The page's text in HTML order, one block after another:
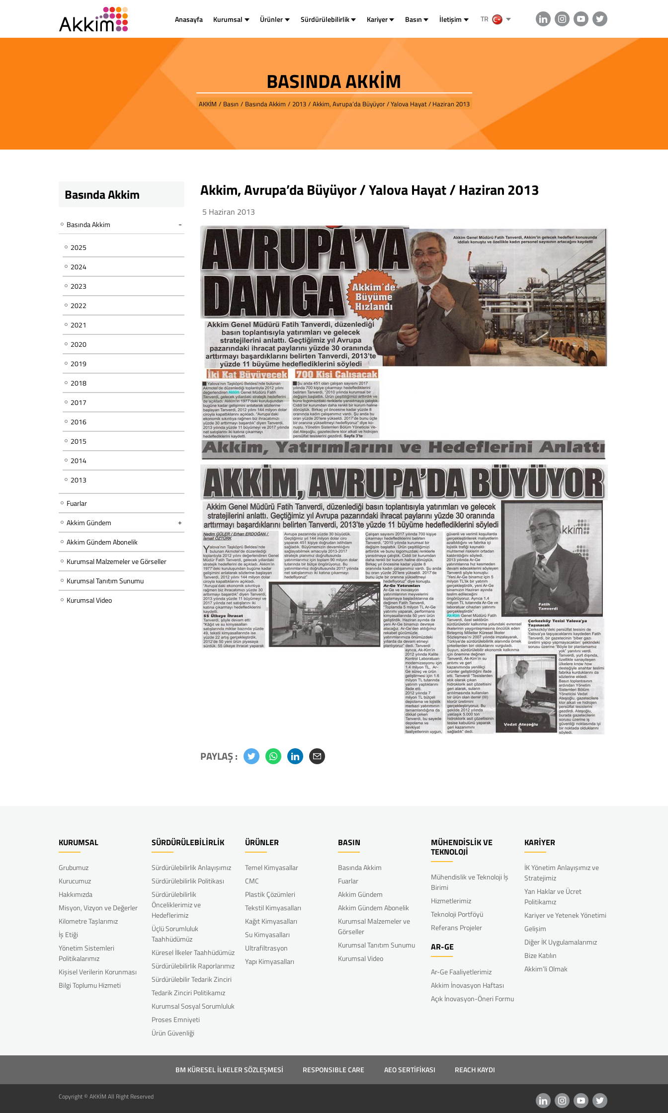
Anasayfa Kurumsal Ürünler Sürdürülebilirlik Kariyer Basın İletişim TR
BASINDA AKKİM
AKKİM / Basın / Basında Akkim / 2013 / Akkim, Avrupa’da Büyüyor / Yalova Hayat / Haziran 2013
Basında Akkim
Basında Akkim
2025
2024
2023
2022
2021
2020
2019
2018
2017
2016
2015
2014
2013
Fuarlar
Akkim Gündem
Akkim Gündem Abonelik
Kurumsal Malzemeler ve Görseller
Kurumsal Tanıtım Sunumu
Kurumsal Video
Akkim, Avrupa’da Büyüyor / Yalova Hayat / Haziran 2013
5 Haziran 2013
PAYLAŞ :
KURUMSAL
Grubumuz
Kurucumuz
Hakkımızda
Misyon, Vizyon ve Değerler
Kilometre Taşlarımız
İş Etiği
Yönetim Sistemleri
Politikalarımız
Kişisel Verilerin Korunması
Bilgi Toplumu Hizmeti
SÜRDÜRÜLEBİLİRLİK
Sürdürülebilirlik Anlayışımız
Sürdürülebilirlik Politikası
Sürdürülebilirlik
Önceliklerimiz ve
Hedeflerimiz
Üçlü Sorumluluk
Taahhüdümüz
Küresel İlkeler Taahhüdümüz
Sürdürülebilirlik Raporlarımız
Sürdürülebilir Tedarik Zinciri
Tedarik Zinciri Politikamız
Kurumsal Sosyal Sorumluluk
Proses Emniyeti
Ürün Güvenliği
ÜRÜNLER
Temel Kimyasallar
CMC
Plastik Çözümleri
Tekstil Kimyasalları
Kağıt Kimyasalları
Su Kimyasalları
Ultrafiltrasyon
Yapı Kimyasalları
BASIN
Basında Akkim
Fuarlar
Akkim Gündem
Akkim Gündem Abonelik
Kurumsal Malzemeler ve
Görseller
Kurumsal Tanıtım Sunumu
Kurumsal Video
MÜHENDİSLİK VE
TEKNOLOJİ
Mühendislik ve Teknoloji İş
Birimi
Hizmetlerimiz
Teknoloji Portföyü
Referans Projeler
AR-GE
Ar-Ge Faaliyetlerimiz
Akkim İnovasyon Haftası
Açık İnovasyon-Öneri Formu
KARİYER
İK Yönetim Anlayışımız ve
Stratejimiz
Yan Haklar ve Ücret
Politikamız
Kariyer ve Yetenek Yönetimi
Gelişim
Diğer İK Uygulamalarımız
Bize Katılın
Akkim’li Olmak
BM KÜRESEL İLKELER SÖZLEŞMESİ RESPONSIBLE CARE AEO SERTİFİKASI REACH KAYDI
Copyright © AKKİM All Right Reserved